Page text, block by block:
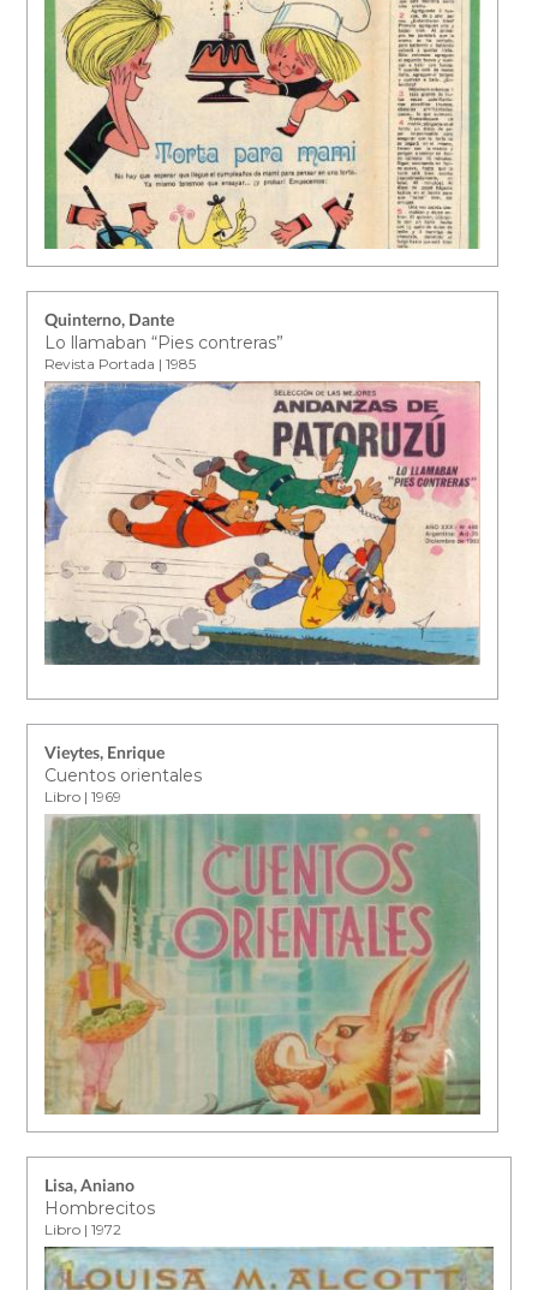
Quinterno, Dante
Lo llamaban “Pies contreras”
Revista Portada | 1985
Vieytes, Enrique
Cuentos orientales
Libro | 1969
Lisa, Aniano
Hombrecitos
Libro | 1972